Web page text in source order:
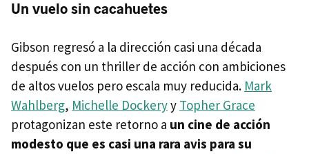
Un vuelo sin cacahuetes
Gibson regresó a la dirección casi una década
después con un thriller de acción con ambiciones
de altos vuelos pero escala muy reducida. Mark
Wahlberg, Michelle Dockeryy Topher Grace
protagonizan este retorno a un cine de acción
modesto que es casi una rara avis para su